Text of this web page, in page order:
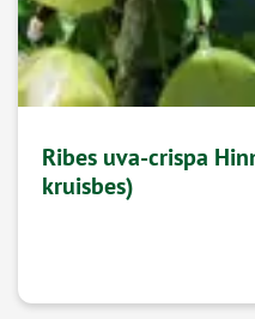
Ribes uva-crispa
kruisbes)